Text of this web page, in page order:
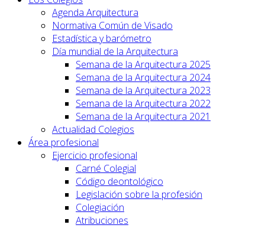
Agenda Arquitectura
Normativa Común de Visado
Estadística y barómetro
Día mundial de la Arquitectura
Semana de la Arquitectura 2025
Semana de la Arquitectura 2024
Semana de la Arquitectura 2023
Semana de la Arquitectura 2022
Semana de la Arquitectura 2021
Actualidad Colegios
Área profesional
Ejercicio profesional
Carné Colegial
Código deontológico
Legislación sobre la profesión
Colegiación
Atribuciones